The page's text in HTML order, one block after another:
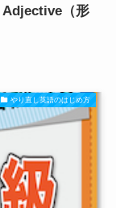
Adjective（形
やり直し英語のはじめ方